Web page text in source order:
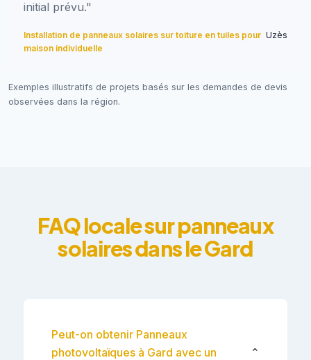
initial prévu."
Installation de panneaux solaires sur toiture en tuiles pour
maison individuelle
Uzès
Exemples illustratifs de projets basés sur les demandes de devis
observées dans la région.
FAQ locale sur panneaux
solaires dans le Gard
Peut-on obtenir Panneaux
photovoltaïques à Gard avec un
⌄